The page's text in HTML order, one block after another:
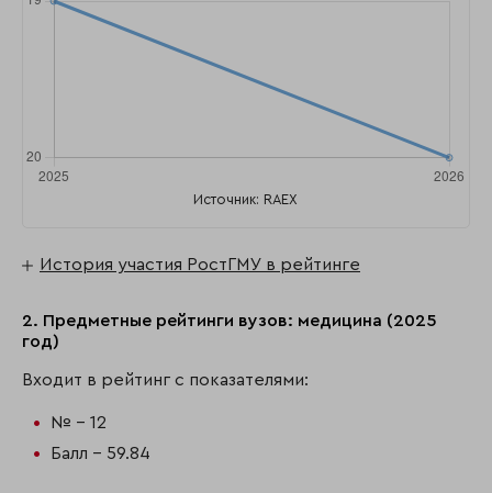
Источник: RAEX
История участия РостГМУ в рейтинге
2. Предметные рейтинги вузов: медицина (2025
год)
Входит в рейтинг с показателями:
№ - 12
Балл - 59.84